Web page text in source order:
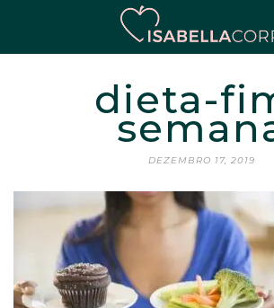
dieta-
DEZEMBRO 17, 2019